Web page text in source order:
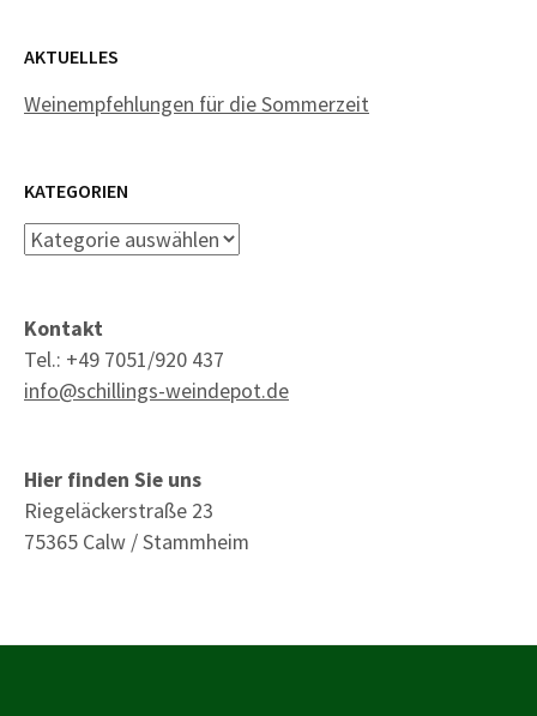
AKTUELLES
Weinempfehlungen für die Sommerzeit
KATEGORIEN
Kategorien
Kontakt
Tel.: +49 7051/920 437
info@schillings-weindepot.de
Hier finden Sie uns
Riegeläckerstraße 23
75365 Calw / Stammheim